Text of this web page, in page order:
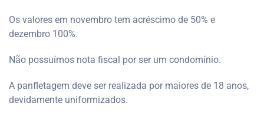
Os valores em novembro tem acréscimo de 50% e
dezembro 100%.
Não possuímos nota fiscal por ser um condomínio.
A panfletagem deve ser realizada por maiores de 18 anos,
devidamente uniformizados.